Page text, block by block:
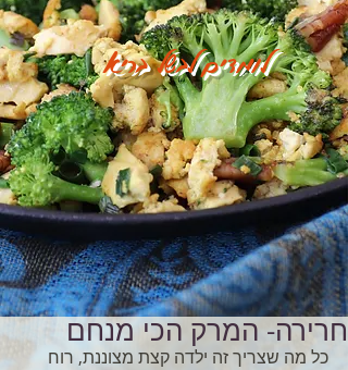
לומדים לבשל בריא
חרירה- המרק הכי מנחם
כל מה שצריך זה ילדה קצת מצוננת, רוח